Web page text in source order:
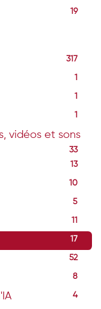
19
317
1
1
1
vidéos et sons
33
13
10
5
17
52
8
4